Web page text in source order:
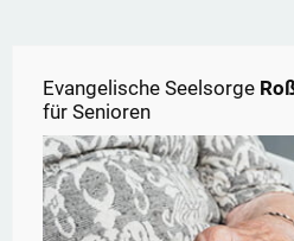
Evangelische Seelsorge
für Senioren